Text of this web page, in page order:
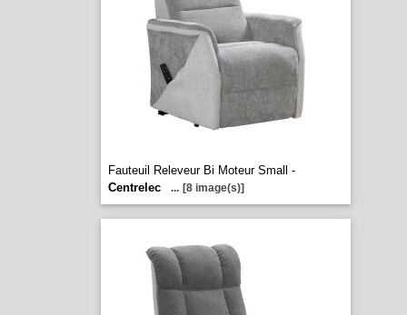
Fauteuil Releveur Bi Moteur Small -
Centrelec
... [8 image(s)]